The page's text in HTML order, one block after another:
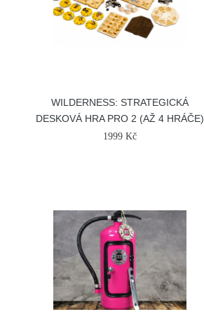
WILDERNESS: STRATEGICKÁ
DESKOVÁ HRA PRO 2 (AŽ 4 HRÁČE)
1999 Kč